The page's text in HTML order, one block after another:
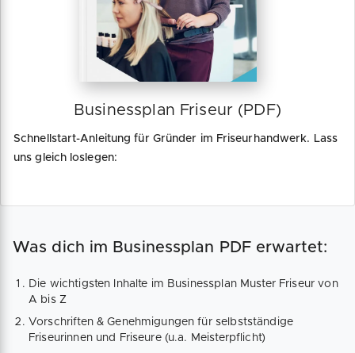
Businessplan Friseur (PDF)
Schnellstart-Anleitung für Gründer im Friseurhandwerk. Lass
uns gleich loslegen:
Was dich im Businessplan PDF erwartet:
Die wichtigsten Inhalte im Businessplan Muster Friseur von
A bis Z
Vorschriften & Genehmigungen für selbstständige
Friseurinnen und Friseure (u.a. Meisterpflicht)